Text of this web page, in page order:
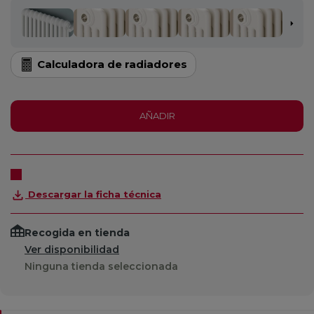
Calculadora de radiadores
AÑADIR
Descargar la ficha técnica
Recogida en tienda
Ver disponibilidad
Ninguna tienda seleccionada